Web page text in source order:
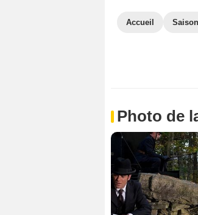
Accueil
Photo de